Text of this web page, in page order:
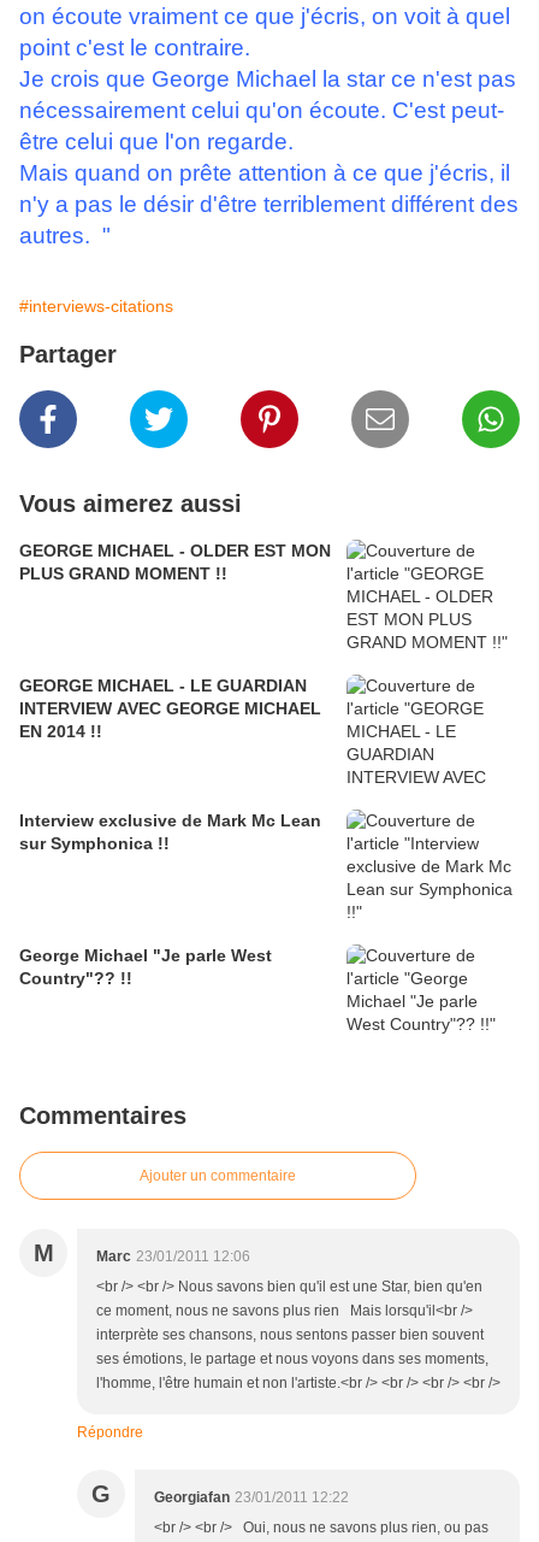
on écoute vraiment ce que j'écris, on voit à quel
point c'est le contraire.
Je crois que George Michael la star ce n'est pas
nécessairement celui qu'on écoute. C'est peut-
être celui que l'on regarde.
Mais quand on prête attention à ce que j'écris, il
n'y a pas le désir d'être terriblement différent des
autres. "
#interviews-citations
Partager
Vous aimerez aussi
GEORGE MICHAEL - OLDER EST MON
PLUS GRAND MOMENT !!
GEORGE MICHAEL - LE GUARDIAN
INTERVIEW AVEC GEORGE MICHAEL
EN 2014 !!
Interview exclusive de Mark Mc Lean
sur Symphonica !!
George Michael "Je parle West
Country"?? !!
Commentaires
Ajouter un commentaire
M Marc 23/01/2011 12:06
<br /> <br /> Nous savons bien qu'il est une Star, bien qu'en
ce moment, nous ne savons plus rien Mais lorsqu'il<br />
interprète ses chansons, nous sentons passer bien souvent
ses émotions, le partage et nous voyons dans ses moments,
l'homme, l'être humain et non l'artiste.<br /> <br /> <br /> <br />
Répondre
G Georgiafan 23/01/2011 12:22
<br /> <br /> Oui, nous ne savons plus rien, ou pas